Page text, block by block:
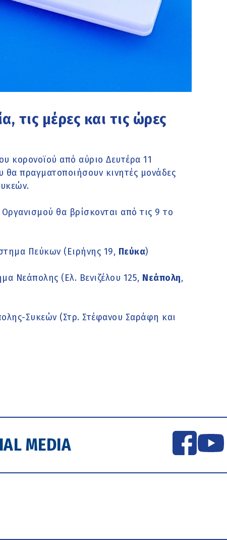
τις μέρες και τις ώρες
κορονοϊού από αύριο Δευτέρα 11
θα πραγματοποιήσουν κινητές μονάδες
θα βρίσκονται από τις 9 το
Πεύκων (Ειρήνης 19, Πεύκα)
Νεάπολης (Ελ. Βενιζέλου 125, Νεάπολη,
Συκεών (Στρ. Στέφανου Σαράφη και
MEDIA